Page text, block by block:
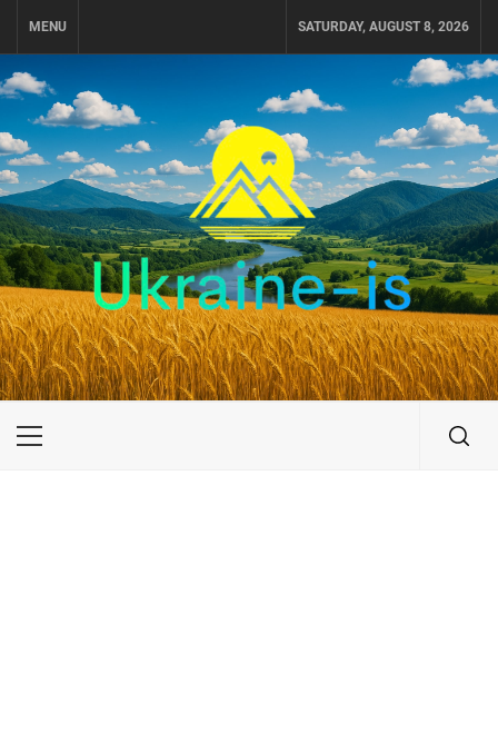
MENU SATURDAY, AUGUST 8, 2026
UKRAINE-IS
ПУТЕШЕСТВИЕ ПО УКРАИНЕ
Primary